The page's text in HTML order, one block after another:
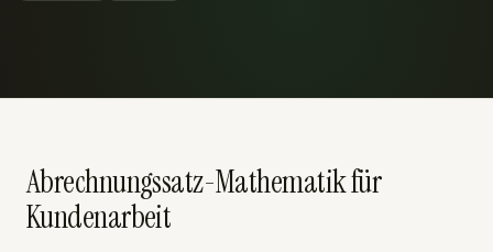
Abrechnungssatz-Mathematik für
Kundenarbeit